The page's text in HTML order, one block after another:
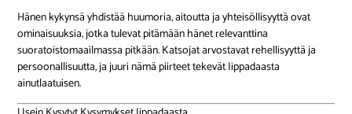
Hänen kykynsä yhdistää huumoria, aitoutta ja yhteisöllisyyttä ovat
ominaisuuksia, jotka tulevat pitämään hänet relevanttina
suoratoistomaailmassa pitkään. Katsojat arvostavat rehellisyyttä ja
persoonallisuutta, ja juuri nämä piirteet tekevät Iippadaasta
ainutlaatuisen.